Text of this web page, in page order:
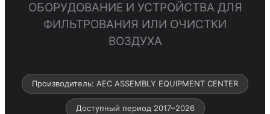
ОБОРУДОВАНИЕ И УСТРОЙСТВА ДЛЯ
ФИЛЬТРОВАНИЯ ИЛИ ОЧИСТКИ
ВОЗДУХА
Производитель: AEC ASSEMBLY EQUIPMENT CENTER
Доступный период 2017–2026